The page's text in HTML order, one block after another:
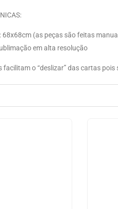
(as peças são feitas
em alta resolução
o “deslizar” das cartas